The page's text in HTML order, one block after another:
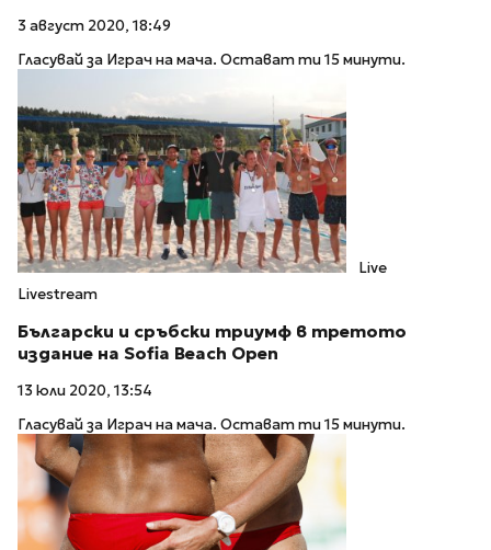
3 август 2020, 18:49
Гласувай за Играч на мача. Остават ти 15 минути.
Live
Livestream
Български и сръбски триумф в третото
издание на Sofia Beach Open
13 юли 2020, 13:54
Гласувай за Играч на мача. Остават ти 15 минути.